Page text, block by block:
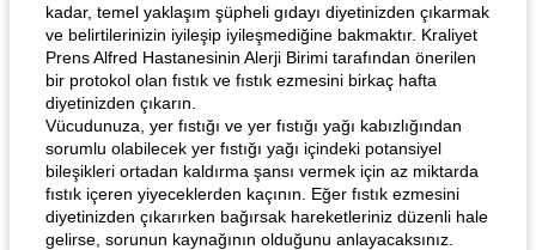
kadar, temel yaklaşım şüpheli gıdayı diyetinizden çıkarmak
ve belirtilerinizin iyileşip iyileşmediğine bakmaktır. Kraliyet
Prens Alfred Hastanesinin Alerji Birimi tarafından önerilen
bir protokol olan fıstık ve fıstık ezmesini birkaç hafta
diyetinizden çıkarın.
Vücudunuza, yer fıstığı ve yer fıstığı yağı kabızlığından
sorumlu olabilecek yer fıstığı yağı içindeki potansiyel
bileşikleri ortadan kaldırma şansı vermek için az miktarda
fıstık içeren yiyeceklerden kaçının. Eğer fıstık ezmesini
diyetinizden çıkarırken bağırsak hareketleriniz düzenli hale
gelirse, sorunun kaynağının olduğunu anlayacaksınız.